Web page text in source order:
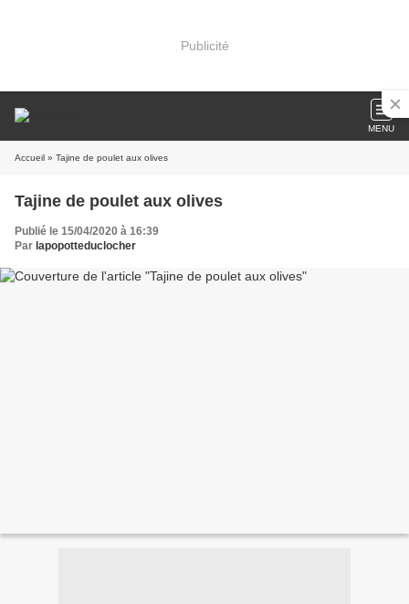
Publicité
MENU
Accueil » Tajine de poulet aux olives
Tajine de poulet aux olives
Publié le 15/04/2020 à 16:39
Par lapopotteduclocher